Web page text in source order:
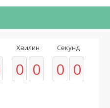
Хвилин
0 0
Секунд
0 0